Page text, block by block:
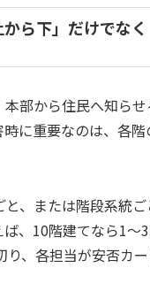
ら下」だけでなく
部から住民へ知ら
に重要なのは、各
、または階段系統
ば、10階建てなら1〜
り、各担当が安否カ